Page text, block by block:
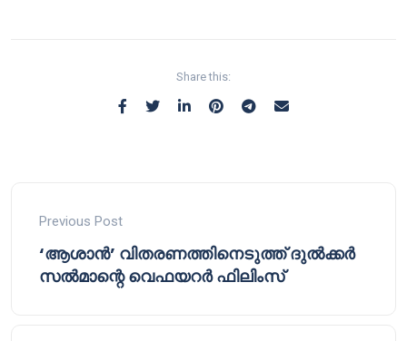
Share this:
Previous Post
‘ആശാൻ’ വിതരണത്തിനെടുത്ത് ദുൽക്കർ
സൽമാന്റെ വെഫയറർ ഫിലിംസ്